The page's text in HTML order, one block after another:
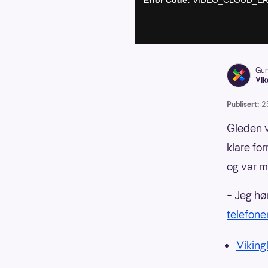
Publisert:
Gleden
klare
og var
– Jeg